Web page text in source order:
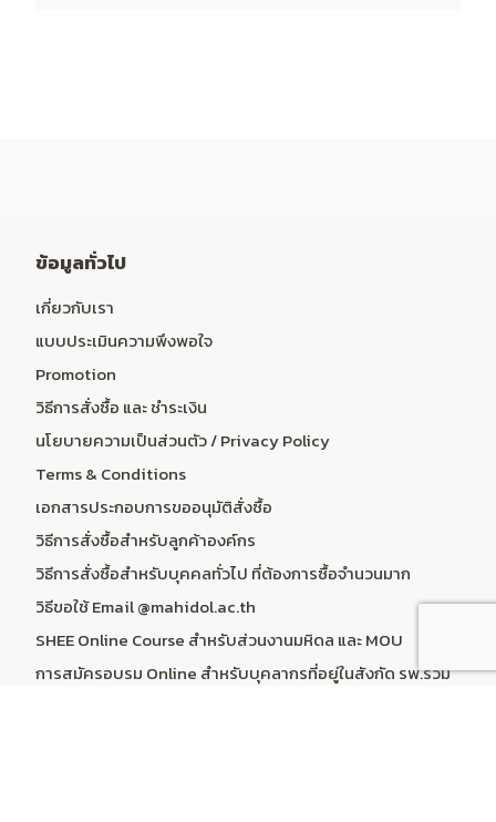
ข้อมูลทั่วไป
เกี่ยวกับเรา
แบบประเมินความพึงพอใจ
Promotion
วิธีการสั่งซื้อ และ ชำระเงิน
นโยบายความเป็นส่วนตัว / Privacy Policy
Terms & Conditions
เอกสารประกอบการขออนุมัติสั่งซื้อ
วิธีการสั่งซื้อสำหรับลูกค้าองค์กร
วิธีการสั่งซื้อสำหรับบุคคลทั่วไป ที่ต้องการซื้อจำนวนมาก
วิธีขอใช้ Email @mahidol.ac.th
SHEE Online Course สำหรับส่วนงานมหิดล และ MOU
การสมัครอบรม Online สำหรับบุคลากรที่อยู่ในสังกัด รพ.ร่วม